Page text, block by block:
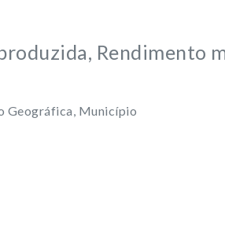
Rendimento
Geográfica, Município